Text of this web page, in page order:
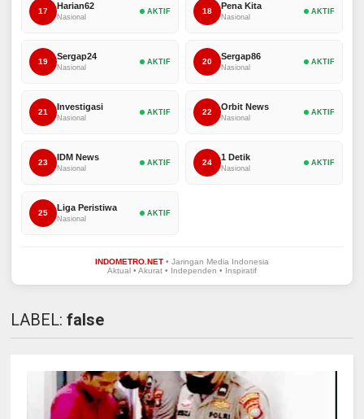
17
Harian62
Nasional
AKTIF 18
Pena Kita
Nasional
AKTIF
19
Sergap24
Nasional
AKTIF 20
Sergap86
Nasional
AKTIF
21
Investigasi
Nasional
AKTIF 22
Orbit News
Nasional
AKTIF
23
IDM News
Nasional
AKTIF 24
1 Detik
Nasional
AKTIF
25
Liga Peristiwa
Nasional
AKTIF
INDOMETRO.NET• Jaringan Media Indonesia
Aktual • Akurat • Independen • Inspiratif
LABEL:false